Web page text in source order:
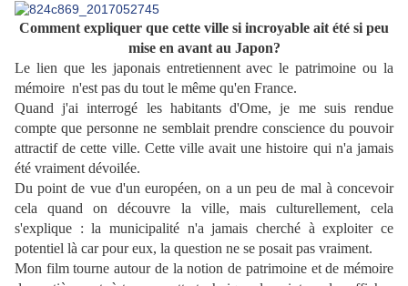
Comment expliquer que cette ville si incroyable ait été si peu
mise en avant au Japon?
Le lien que les japonais entretiennent avec le patrimoine ou la
mémoire n'est pas du tout le même qu'en France.
Quand j'ai interrogé les habitants d'Ome, je me suis rendue
compte que personne ne semblait prendre conscience du pouvoir
attractif de cette ville. Cette ville avait une histoire qui n'a jamais
été vraiment dévoilée.
Du point de vue d'un européen, on a un peu de mal à concevoir
cela quand on découvre la ville, mais culturellement, cela
s'explique : la municipalité n'a jamais cherché à exploiter ce
potentiel là car pour eux, la question ne se posait pas vraiment.
Mon film tourne autour de la notion de patrimoine et de mémoire